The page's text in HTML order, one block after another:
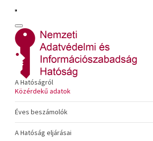
A Hatóságról
Közérdekű adatok
Éves beszámolók
A Hatóság eljárásai